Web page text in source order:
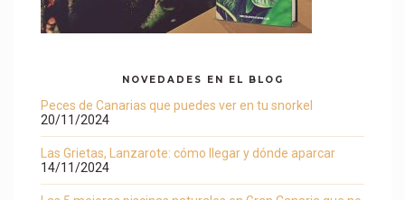
NOVEDADES EN EL BLOG
Peces de Canarias que puedes ver en tu snorkel
20/11/2024
Las Grietas, Lanzarote: cómo llegar y dónde aparcar
14/11/2024